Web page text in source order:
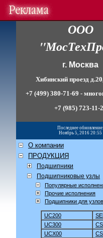
ООО
г. Москва
Хибинский проезд
+7 (499) 380-71-69 -
+7 (985) 723-11-
Lib
Последнее обновление:
Ноябрь 5, 2016 20:55
О компании
ПРОДУКЦИЯ
Подшипники
Подшипниковые узлы
Популярные
Прочие исполнения
Подшипники для узлов
UC200
UC300
UCX00